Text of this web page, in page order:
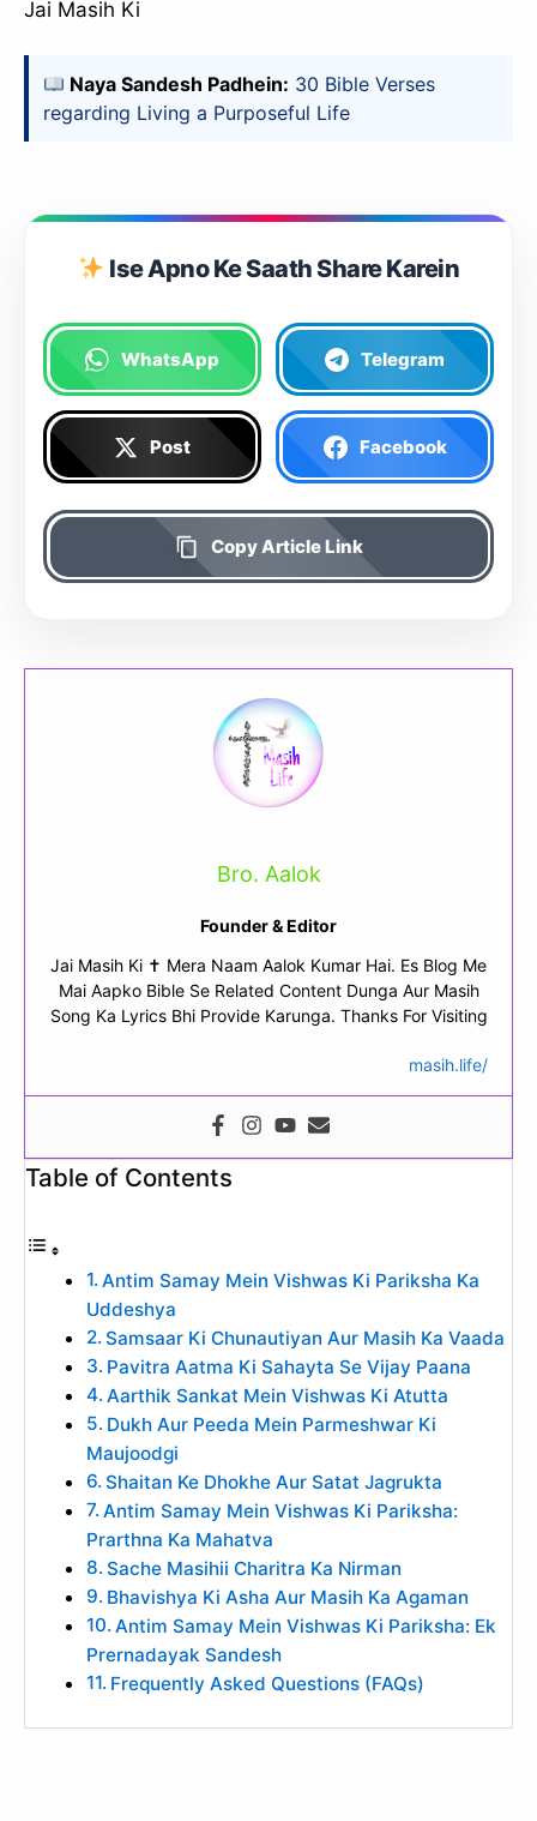
Jai Masih Ki
Naya Sandesh Padhein: 30 Bible Verses
regarding Living a Purposeful Life
Ise Apno Ke Saath Share Karein
WhatsApp Telegram
Post Facebook
Copy Article Link
Bro. Aalok
Founder & Editor
Jai Masih Ki ✝ Mera Naam Aalok Kumar Hai. Es Blog Me
Mai Aapko Bible Se Related Content Dunga Aur Masih
Song Ka Lyrics Bhi Provide Karunga. Thanks For Visiting
masih.life/
Table of Contents
Antim Samay Mein Vishwas Ki Pariksha Ka
Uddeshya
Samsaar Ki Chunautiyan Aur Masih Ka Vaada
Pavitra Aatma Ki Sahayta Se Vijay Paana
Aarthik Sankat Mein Vishwas Ki Atutta
Dukh Aur Peeda Mein Parmeshwar Ki
Maujoodgi
Shaitan Ke Dhokhe Aur Satat Jagrukta
Antim Samay Mein Vishwas Ki Pariksha:
Prarthna Ka Mahatva
Sache Masihii Charitra Ka Nirman
Bhavishya Ki Asha Aur Masih Ka Agaman
Antim Samay Mein Vishwas Ki Pariksha: Ek
Prernadayak Sandesh
Frequently Asked Questions (FAQs)